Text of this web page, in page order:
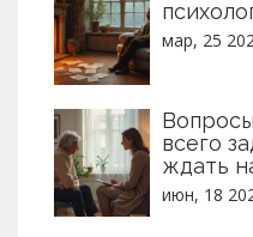
мар, 25
всего
ждать
июн, 18